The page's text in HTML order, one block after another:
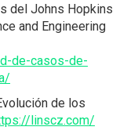
del Johns Hopkins
and Engineering
de-casos-de-
de los
linscz.com/